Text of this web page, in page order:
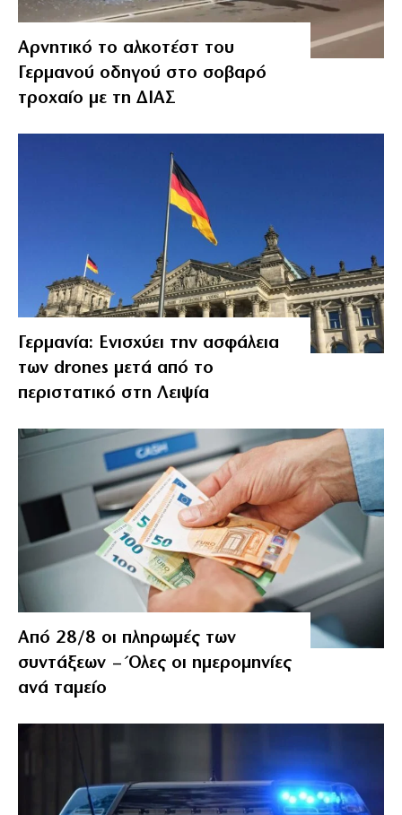
Αρνητικό το αλκοτέστ του
Γερμανού οδηγού στο σοβαρό
τροχαίο με τη ΔΙΑΣ
Γερμανία: Ενισχύει την ασφάλεια
των drones μετά από το
περιστατικό στη Λειψία
Από 28/8 οι πληρωμές των
συντάξεων – Όλες οι ημερομηνίες
ανά ταμείο